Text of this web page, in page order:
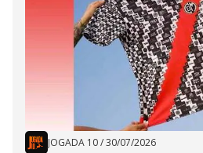
JOGADA 10/30/07/2026